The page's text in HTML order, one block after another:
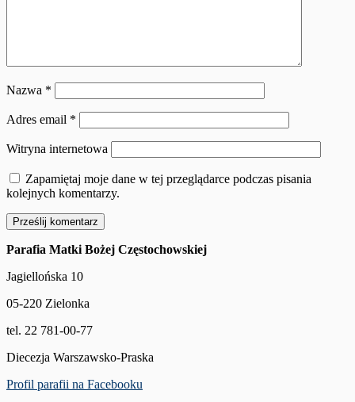
Nazwa *
Adres email *
Witryna internetowa
Zapamiętaj moje dane w tej przeglądarce podczas pisania
kolejnych komentarzy.
Parafia Matki Bożej Częstochowskiej
Jagiellońska 10
05-220 Zielonka
tel. 22 781-00-77
Diecezja Warszawsko-Praska
Profil parafii na Facebooku